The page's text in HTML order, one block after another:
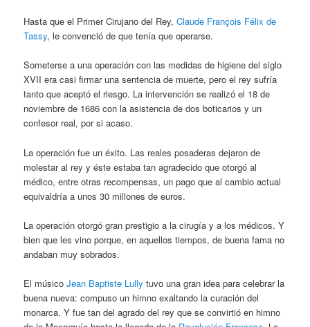
Hasta que el Primer Cirujano del Rey,Claude François Félix de
Tassy, le convenció de que tenía que operarse.
Someterse a una operación con las medidas de higiene del siglo
XVII era casi firmar una sentencia de muerte, pero el rey sufría
tanto que aceptó el riesgo. La intervención se realizó el 18 de
noviembre de 1686 con la asistencia de dos boticarios y un
confesor real, por si acaso.
La operación fue un éxito. Las reales posaderas dejaron de
molestar al rey y éste estaba tan agradecido que otorgó al
médico, entre otras recompensas, un pago que al cambio actual
equivaldría a unos 30 millones de euros.
La operación otorgó gran prestigio a la cirugía y a los médicos. Y
bien que les vino porque, en aquellos tiempos, de buena fama no
andaban muy sobrados.
El músicoJean Baptiste Lully tuvo una gran idea para celebrar la
buena nueva: compuso un himno exaltando la curación del
monarca. Y fue tan del agrado del rey que se convirtió en himno